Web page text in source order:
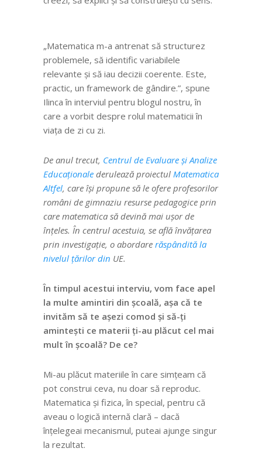
„Matematica m-a antrenat să structurez
problemele, să identific variabilele
relevante și să iau decizii coerente. Este,
practic, un framework de gândire.”, spune
Ilinca în interviul pentru blogul nostru, în
care a vorbit despre rolul matematicii în
viața de zi cu zi.
De anul trecut, Centrul de Evaluare și Analize
Educaționale derulează proiectul Matematica
Altfel, care își propune să le ofere profesorilor
români de gimnaziu resurse pedagogice prin
care matematica să devină mai ușor de
înțeles. În centrul acestuia, se află învățarea
prin investigație, o abordare răspândită la
nivelul țărilor din UE.
În timpul acestui interviu, vom face apel
la multe amintiri din școală, așa că te
invităm să te așezi comod și să-ți
amintești ce materii ți-au plăcut cel mai
mult în școală? De ce?
Mi-au plăcut materiile în care simțeam că
pot construi ceva, nu doar să reproduc.
Matematica și fizica, în special, pentru că
aveau o logică internă clară – dacă
înțelegeai mecanismul, puteai ajunge singur
la rezultat.